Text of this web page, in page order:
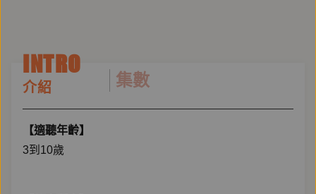
INTRO
介紹 集數
【適聽年齡】
3到10歲